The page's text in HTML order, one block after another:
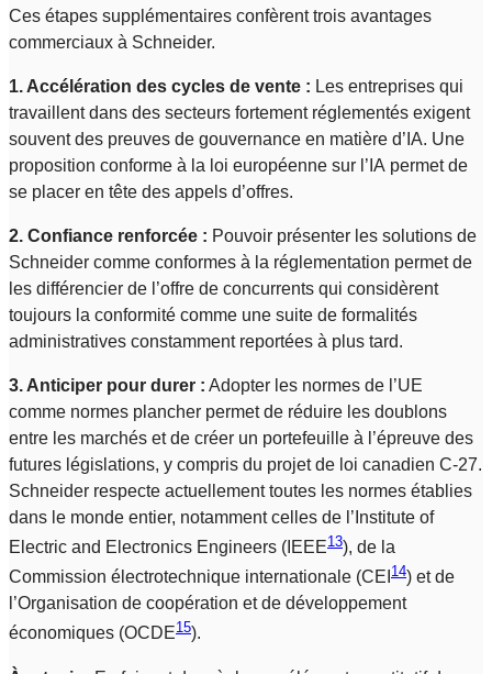
Ces étapes supplémentaires confèrent trois avantages
commerciaux à Schneider.
1. Accélération des cycles de vente : Les entreprises qui
travaillent dans des secteurs fortement réglementés exigent
souvent des preuves de gouvernance en matière d’IA. Une
proposition conforme à la loi européenne sur l’IA permet de
se placer en tête des appels d’offres.
2. Confiance renforcée : Pouvoir présenter les solutions de
Schneider comme conformes à la réglementation permet de
les différencier de l’offre de concurrents qui considèrent
toujours la conformité comme une suite de formalités
administratives constamment reportées à plus tard.
3. Anticiper pour durer : Adopter les normes de l’UE
comme normes plancher permet de réduire les doublons
entre les marchés et de créer un portefeuille à l’épreuve des
futures législations, y compris du projet de loi canadien C-27.
Schneider respecte actuellement toutes les normes établies
dans le monde entier, notamment celles de l’Institute of
Electric and Electronics Engineers (IEEE13), de la
Commission électrotechnique internationale (CEI 14) et de
l’Organisation de coopération et de développement
économiques (OCDE15).